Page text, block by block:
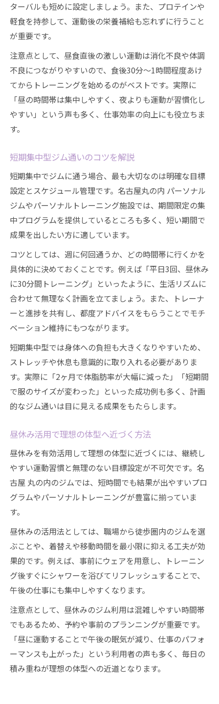
ターバルも短めに設定しましょう。また、プロテインや
軽食を持参して、運動後の栄養補給も忘れずに行うこと
が重要です。
注意点として、昼食直後の激しい運動は消化不良や体調
不良につながりやすいので、食後30分～1時間程度あけ
てからトレーニングを始めるのがベストです。実際に
「昼の時間帯は集中しやすく、夜よりも運動が習慣化し
やすい」という声も多く、仕事効率の向上にも役立ちま
す。
短期集中型ジム通いのコツを解説
短期集中でジムに通う場合、最も大切なのは明確な目標
設定とスケジュール管理です。名古屋丸の内 パーソナル
ジムやパーソナルトレーニング施設では、期間限定の集
中プログラムを提供しているところも多く、短い期間で
成果を出したい方に適しています。
コツとしては、週に何回通うか、どの時間帯に行くかを
具体的に決めておくことです。例えば「平日3回、昼休み
に30分間トレーニング」といったように、生活リズムに
合わせて無理なく計画を立てましょう。また、トレーナ
ーと進捗を共有し、都度アドバイスをもらうことでモチ
ベーション維持にもつながります。
短期集中型では身体への負担も大きくなりやすいため、
ストレッチや休息も意識的に取り入れる必要がありま
す。実際に「2ヶ月で体脂肪率が大幅に減った」「短期間
で服のサイズが変わった」といった成功例も多く、計画
的なジム通いは目に見える成果をもたらします。
昼休み活用で理想の体型へ近づく方法
昼休みを有効活用して理想の体型に近づくには、継続し
やすい運動習慣と無理のない目標設定が不可欠です。名
古屋 丸の内のジムでは、短時間でも結果が出やすいプロ
グラムやパーソナルトレーニングが豊富に揃っていま
す。
昼休みの活用法としては、職場から徒歩圏内のジムを選
ぶことや、着替えや移動時間を最小限に抑える工夫が効
果的です。例えば、事前にウェアを用意し、トレーニン
グ後すぐにシャワーを浴びてリフレッシュすることで、
午後の仕事にも集中しやすくなります。
注意点として、昼休みのジム利用は混雑しやすい時間帯
でもあるため、予約や事前のプランニングが重要です。
「昼に運動することで午後の眠気が減り、仕事のパフォ
ーマンスも上がった」という利用者の声も多く、毎日の
積み重ねが理想の体型への近道となります。